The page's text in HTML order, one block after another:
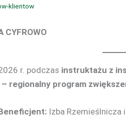
klientow
CYFROWO
r. podczas instruktażu z
– regionalny program
Izba Rzemieślnicza